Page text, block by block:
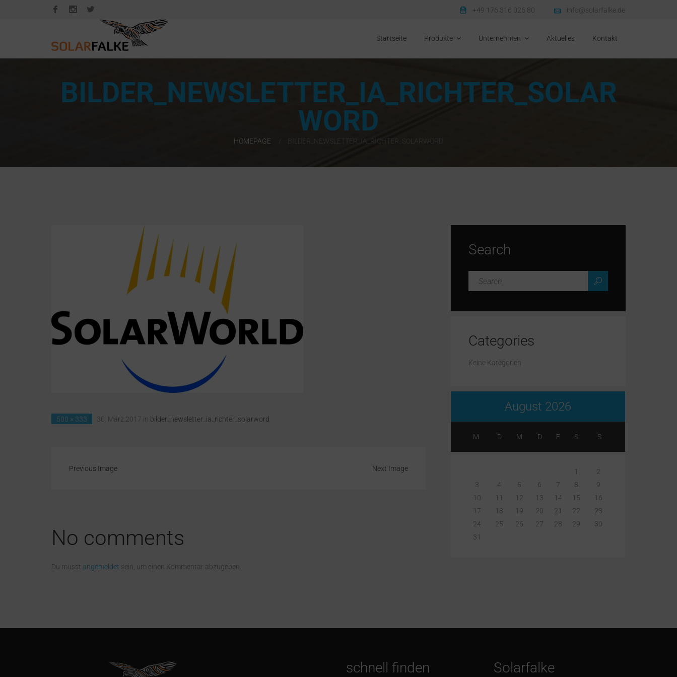
+49 176 316 026 80 info@solarfalke.de
Startseite Produkte Unternehmen Aktuelles Kontakt
BILDER_NEWSLETTER_IA_RICHTER_SOLAR
WORD
HOMEPAGE BILDER_NEWSLETTER_IA_RICHTER_SOLARWORD
500 × 333 30. März 2017 in bilder_newsletter_ia_richter_solarword
Previous Image Next Image
No comments
Du musst angemeldet sein, um einen Kommentar abzugeben.
Search
Categories
Keine Kategorien
August 2026
M D M D F S S
1
2
3
4 5 6 7 8
9
10
11 12 13 14 15
16
17
18 19 20 21 22
23
24
25 26 27 28 29
30
31
schnell finden Solarfalke